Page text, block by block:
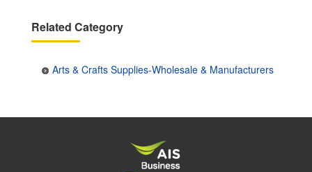
Related Category
Arts & Crafts Supplies-Wholesale & Manufacturers